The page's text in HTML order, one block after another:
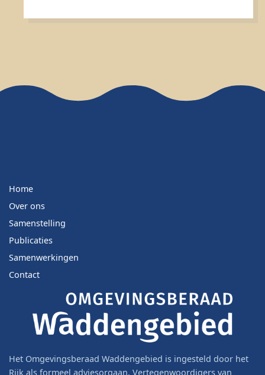
Home
Over ons
Samenstelling
Publicaties
Samenwerkingen
Contact
Het Omgevingsberaad Waddengebied is ingesteld door het
Rijk als formeel adviesorgaan. Vertegenwoordigers van